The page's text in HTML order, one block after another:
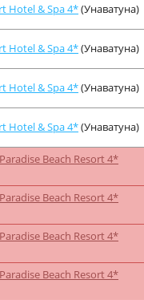
Hotel & Spa 4*(Унаватуна)
Hotel & Spa 4*(Унаватуна)
Hotel & Spa 4*(Унаватуна)
Hotel & Spa 4*(Унаватуна)
Beach Resort 4*
Beach Resort 4*
Beach Resort 4*
Beach Resort 4*